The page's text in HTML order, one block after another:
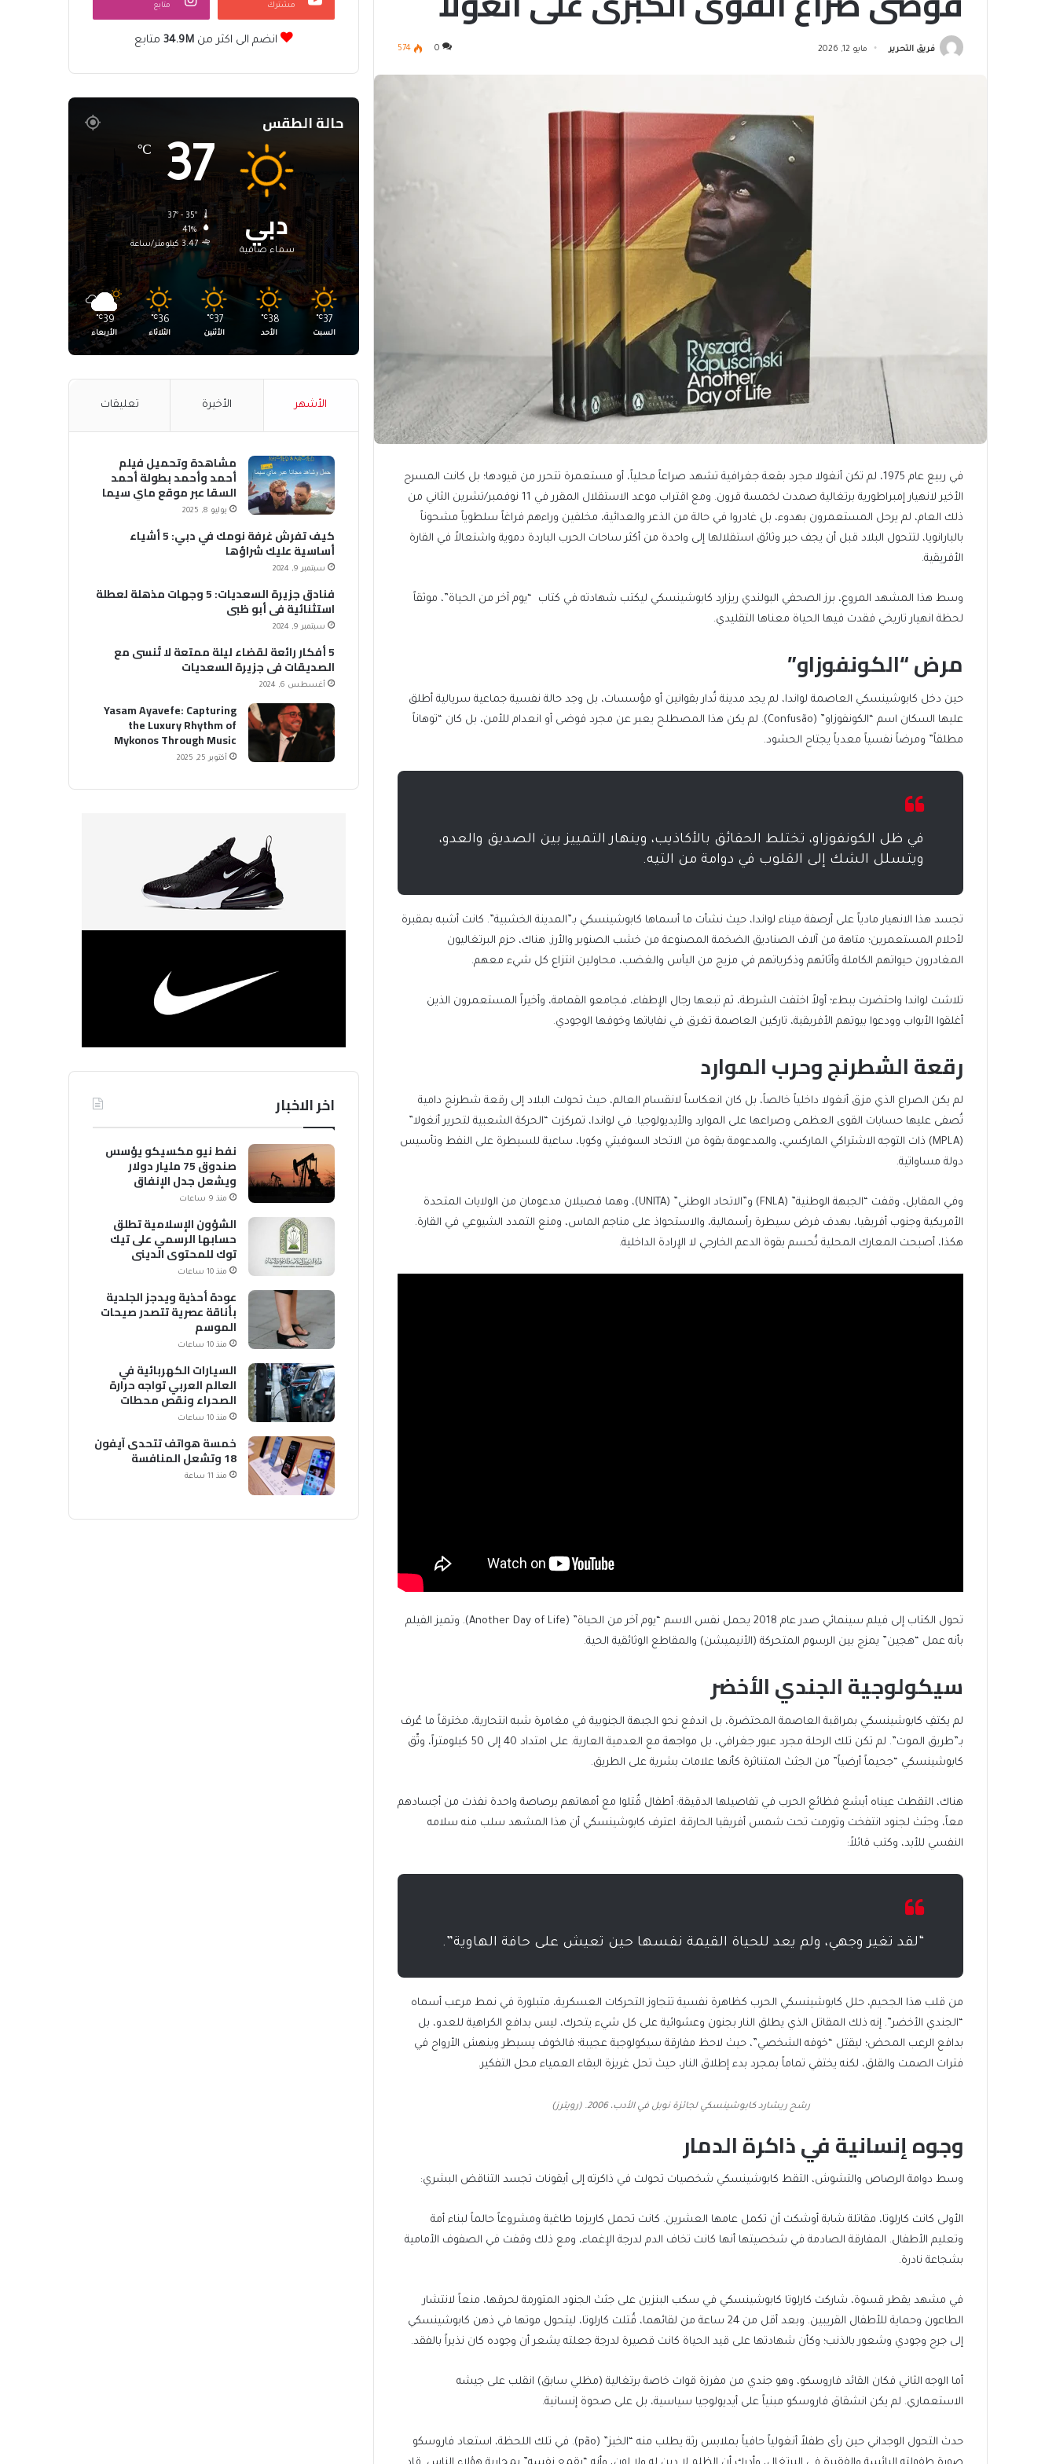
فريق التحرير مايو 12, 2026 0
574
في ربيع عام 1975، لم تكن أنغولا مجرد بقعة جغرافية تشهد صراعاً محلياً، أو مستعمرة تتحرر من قيودها؛ بل كانت المسرح
الأخير لانهيار إمبراطورية برتغالية صمدت لخمسة قرون. ومع اقتراب موعد الاستقلال المقرر في 11 نوفمبر/تشرين الثاني من
ذلك العام، لم يرحل المستعمرون بهدوء، بل غادروا في حالة من الذعر والعدائية، مخلفين وراءهم فراغاً سلطوياً مشحوناً
بالبارانويا، لتتحول البلاد قبل أن يجف حبر وثائق استقلالها إلى واحدة من أكثر ساحات الحرب الباردة دموية واشتعالاً في القارة
الأفريقية.
وسط هذا المشهد المروع، برز الصحفي البولندي ريزارد كابوشينسكي ليكتب شهادته في كتاب “يوم آخر من الحياة”، موثقاً
لحظة انهيار تاريخي فقدت فيها الحياة معناها التقليدي.
مرض “الكونفوزاو”
حين دخل كابوشينسكي العاصمة لواندا، لم يجد مدينة تُدار بقوانين أو مؤسسات، بل وجد حالة نفسية جماعية سريالية أطلق
عليها السكان اسم “الكونفوزاو” (Confusão). لم يكن هذا المصطلح يعبر عن مجرد فوضى أو انعدام للأمن، بل كان “توهاناً
مطلقاً” ومرضاً نفسياً معدياً يجتاح الحشود.
في ظل الكونفوزاو، تختلط الحقائق بالأكاذيب، وينهار التمييز بين الصديق والعدو،
ويتسلل الشك إلى القلوب في دوامة من التيه.
تجسد هذا الانهيار مادياً على أرصفة ميناء لواندا، حيث نشأت ما أسماها كابوشينسكي بـ”المدينة الخشبية”. كانت أشبه بمقبرة
لأحلام المستعمرين؛ متاهة من آلاف الصناديق الضخمة المصنوعة من خشب الصنوبر والأرز. هناك، حزم البرتغاليون
المغادرون حيواتهم الكاملة وأثاثهم وذكرياتهم في مزيج من اليأس والغضب، محاولين انتزاع كل شيء معهم.
تلاشت لواندا واحتضرت ببطء؛ أولاً اختفت الشرطة، ثم تبعها رجال الإطفاء، فجامعو القمامة، وأخيراً المستعمرون الذين
أغلقوا الأبواب وودعوا بيوتهم الأفريقية، تاركين العاصمة تغرق في نفاياتها وخوفها الوجودي.
رقعة الشطرنج وحرب الموارد
لم يكن الصراع الذي مزق أنغولا داخلياً خالصاً، بل كان انعكاساً لانقسام العالم، حيث تحولت البلاد إلى رقعة شطرنج دامية
تُصفى عليها حسابات القوى العظمى وصراعها على الموارد والأيديولوجيا. في لواندا، تمركزت “الحركة الشعبية لتحرير أنغولا”
(MPLA) ذات التوجه الاشتراكي الماركسي، والمدعومة بقوة من الاتحاد السوفيتي وكوبا، ساعية للسيطرة على النفط وتأسيس
دولة مساواتية.
وفي المقابل، وقفت “الجبهة الوطنية” (FNLA) و”الاتحاد الوطني” (UNITA)، وهما فصيلان مدعومان من الولايات المتحدة
الأمريكية وجنوب أفريقيا، بهدف فرض سيطرة رأسمالية، والاستحواذ على مناجم الماس، ومنع التمدد الشيوعي في القارة.
هكذا، أصبحت المعارك المحلية تُحسم بقوة الدعم الخارجي لا الإرادة الداخلية.
تحول الكتاب إلى فيلم سينمائي صدر عام 2018 يحمل نفس الاسم “يوم آخر من الحياة” (Another Day of Life). وتميز الفيلم
بأنه عمل “هجين” يمزج بين الرسوم المتحركة (الأنيميشن) والمقاطع الوثائقية الحية.
سيكولوجية الجندي الأخضر
لم يكتفِ كابوشينسكي بمراقبة العاصمة المحتضرة، بل اندفع نحو الجبهة الجنوبية في مغامرة شبه انتحارية، مخترقاً ما عُرف
بـ”طريق الموت”. لم تكن تلك الرحلة مجرد عبور جغرافي، بل مواجهة مع العدمية العارية. على امتداد 40 إلى 50 كيلومتراً، وثّق
كابوشينسكي “جحيماً أرضياً” من الجثث المتناثرة كأنها علامات بشرية على الطريق.
هناك، التقطت عيناه أبشع فظائع الحرب في تفاصيلها الدقيقة: أطفال قُتلوا مع أمهاتهم برصاصة واحدة نفذت من أجسادهم
معاً، وجثث لجنود انتفخت وتورمت تحت شمس أفريقيا الحارقة. اعترف كابوشينسكي أن هذا المشهد سلب منه سلامه
النفسي للأبد، وكتب قائلاً:
“لقد تغير وجهي، ولم يعد للحياة القيمة نفسها حين تعيش على حافة الهاوية”.
من قلب هذا الجحيم، حلل كابوشينسكي الحرب كظاهرة نفسية تتجاوز التحركات العسكرية، متبلورة في نمط مرعب أسماه
“الجندي الأخضر”. إنه ذلك المقاتل الذي يطلق النار بجنون وعشوائية على كل شيء يتحرك، ليس بدافع الكراهية للعدو، بل
بدافع الرعب المحض؛ ليقتل “خوفه الشخصي”، حيث لاحظ مفارقة سيكولوجية عجيبة؛ فالخوف يسيطر وينهش الأرواح في
فترات الصمت والقلق، لكنه يختفي تماماً بمجرد بدء إطلاق النار، حيث تحل غريزة البقاء العمياء محل التفكير.
رشح ريشارد كابوشينسكي لجائزة نوبل في الأدب، 2006. (رويترز)
وجوه إنسانية في ذاكرة الدمار
وسط دوامة الرصاص والتشوش، التقط كابوشينسكي شخصيات تحولت في ذاكرته إلى أيقونات تجسد التناقض البشري:
الأولى كانت كارلوتا، مقاتلة شابة أوشكت أن تكمل عامها العشرين. كانت تحمل كاريزما طاغية ومشروعاً حالماً لبناء أمة
وتعليم الأطفال. المفارقة الصادمة في شخصيتها أنها كانت تخاف الدم لدرجة الإغماء، ومع ذلك وقفت في الصفوف الأمامية
بشجاعة نادرة.
في مشهد يقطر قسوة، شاركت كارلوتا كابوشينسكي في سكب البنزين على جثث الجنود المتورمة لحرقها، منعاً لانتشار
الطاعون وحماية للأطفال القريبين. وبعد أقل من 24 ساعة من لقائهما، قُتلت كارلوتا، ليتحول موتها في ذهن كابوشينسكي
إلى جرح وجودي وشعور بالذنب؛ وكأن شهادتها على قيد الحياة كانت قصيرة لدرجة جعلته يشعر أن وجوده كان نذيراً بالفقد.
أما الوجه الثاني فكان القائد فاروسكو، وهو جندي من مفرزة قوات خاصة برتغالية (مظلي سابق) انقلب على جيشه
الاستعماري. لم يكن انشقاق فاروسكو مبنياً على أيديولوجيا سياسية، بل على صحوة إنسانية.
حدث التحول الوجداني حين رأى طفلاً أنغولياً حافياً بملابس رثة يطلب منه “الخبز” (pão). في تلك اللحظة، استعاد فاروسكو
مشترك متابع
انضم الى اكثر من34.9M متابع
حالة الطقس
دبي
سماء صافية
37
℃
41%
3.47 كيلومتر/ساعة
37
℃
السبت
38
℃
الأحد
37
℃
الأثنين
36
℃
الثلاثاء
39
℃
الأربعاء
الأشهر الأخيرة تعليقات
مشاهدة وتحميل فيلم
أحمد وأحمد بطولة أحمد
السقا عبر موقع ماي سيما
MyCima (وي سيما WeCima)
يوليو 8, 2025
كيف تفرش غرفة نومك في دبي: 5 أشياء
أساسية عليك شراؤها
سبتمبر 9, 2024
فنادق جزيرة السعديات: 5 وجهات مذهلة لعطلة
استثنائية في أبو ظبي
سبتمبر 9, 2024
5 أفكار رائعة لقضاء ليلة ممتعة لا تُنسى مع
الصديقات في جزيرة السعديات
أغسطس 6, 2024
Yasam Ayavefe: Capturing
the Luxury Rhythm of
Mykonos Through Music
أكتوبر 25, 2025
اخر الاخبار
نفط نيو مكسيكو يؤسس
صندوق 75 مليار دولار
ويشعل جدل الإنفاق
منذ 9 ساعات
الشؤون الإسلامية تطلق
حسابها الرسمي على تيك
توك للمحتوى الديني
منذ 10 ساعات
عودة أحذية ويدجز الجلدية
بأناقة عصرية تتصدر صيحات
الموسم
منذ 10 ساعات
السيارات الكهربائية في
العالم العربي تواجه حرارة
الصحراء ونقص محطات
الشحن
منذ 10 ساعات
خمسة هواتف تتحدى آيفون
18 وتشعل المنافسة
منذ 11 ساعة